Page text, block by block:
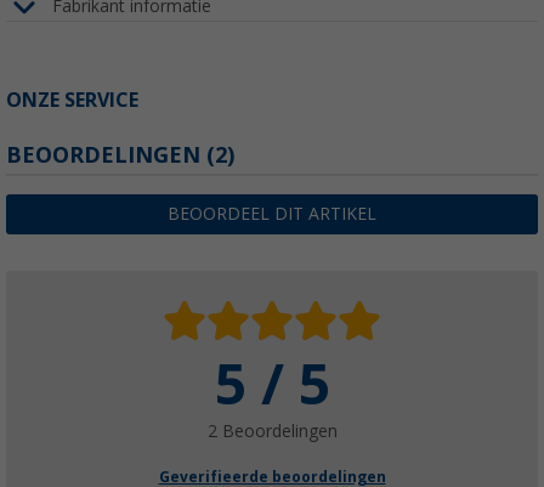
Fabrikant informatie
ONZE SERVICE
BEOORDELINGEN (2)
BEOORDEEL DIT ARTIKEL
5 / 5
2 Beoordelingen
Geverifieerde beoordelingen